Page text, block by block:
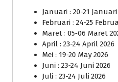
Januari : 20-21 Januari
Februari : 24-25
Maret : 05-06 Maret
April : 23-24 April 2026
Mei : 19-20 May 2026
Juni : 23-24 Juni 2026
Juli : 23-24 Juli 2026